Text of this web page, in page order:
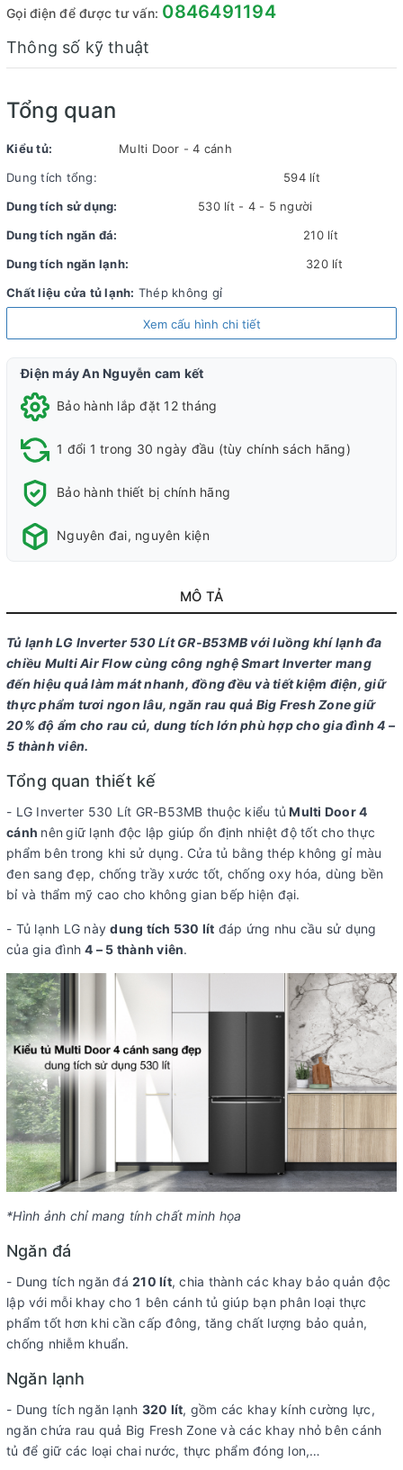
Gọi điện để được tư vấn: 0846491194
Thông số kỹ thuật
Tổng quan
Kiểu tủ:
Multi Door - 4 cánh
Dung tích tổng:
594 lít
Dung tích sử dụng:
530 lít - 4 - 5 người
Dung tích ngăn đá:
210 lít
Dung tích ngăn lạnh:
320 lít
Chất liệu cửa tủ lạnh: Thép không gỉ
Chất liệu khay ngăn lạnh:
dàn lạnh:
bằng Nhôm
Năm ra mắt:
Mức tiêu thụ điện năng
Công nghệ tiết kiệm điện:Smart Inverter
Công nghệ bảo quản và làm lạnh
Công nghệ bảo quản thực phẩm:
Ngăn rau củ Big Fresh Zone
Công nghệ kháng khuẩn, khử mùi:Bộ lọc than hoạt tính
Tiện ích
Tiện ích: Chẩn đoán lỗi thông minh Smart Diagnosis
Thông tin lắp đặt
Kích thước - Khối
lượng:
Cao 178.7 cm - Ngang 83.5 cm - Sâu 73.4 cm -
Nặng 104 kg
Hãng:
Xem thông tin hãng
Xem cấu hình chi tiết
Điện máy An Nguyễn cam kết
Bảo hành lắp đặt 12 tháng
1 đổi 1 trong 30 ngày đầu (tùy chính sách hãng)
Bảo hành thiết bị chính hãng
Nguyên đai, nguyên kiện
MÔ TẢ
Tủ lạnh LG Inverter 530 Lít GR-B53MB với luồng khí lạnh đa
chiều Multi Air Flow cùng công nghệ Smart Inverter mang
đến hiệu quả làm mát nhanh, đồng đều và tiết kiệm điện, giữ
thực phẩm tươi ngon lâu, ngăn rau quả Big Fresh Zone giữ
20% độ ẩm cho rau củ, dung tích lớn phù hợp cho gia đình 4 –
5 thành viên.
Tổng quan thiết kế
- LG Inverter 530 Lít GR-B53MB thuộc kiểu tủ Multi Door 4
cánh nên giữ lạnh độc lập giúp ổn định nhiệt độ tốt cho thực
phẩm bên trong khi sử dụng. Cửa tủ bằng thép không gỉ màu
đen sang đẹp, chống trầy xước tốt, chống oxy hóa, dùng bền
bỉ và thẩm mỹ cao cho không gian bếp hiện đại.
- Tủ lạnh LG nàydung tích 530 lít đáp ứng nhu cầu sử dụng
của gia đình4 – 5 thành viên.
*Hình ảnh chỉ mang tính chất minh họa
Ngăn đá
- Dung tích ngăn đá 210 lít, chia thành các khay bảo quản độc
lập với mỗi khay cho 1 bên cánh tủ giúp bạn phân loại thực
phẩm tốt hơn khi cần cấp đông, tăng chất lượng bảo quản,
chống nhiễm khuẩn.
Ngăn lạnh
- Dung tích ngăn lạnh 320 lít, gồm các khay kính cường lực,
ngăn chứa rau quả Big Fresh Zone và các khay nhỏ bên cánh
tủ để giữ các loại chai nước, thực phẩm đóng lon,…